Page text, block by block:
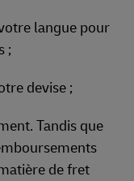
langue pour
;
devise ;
Tandis que
de fret